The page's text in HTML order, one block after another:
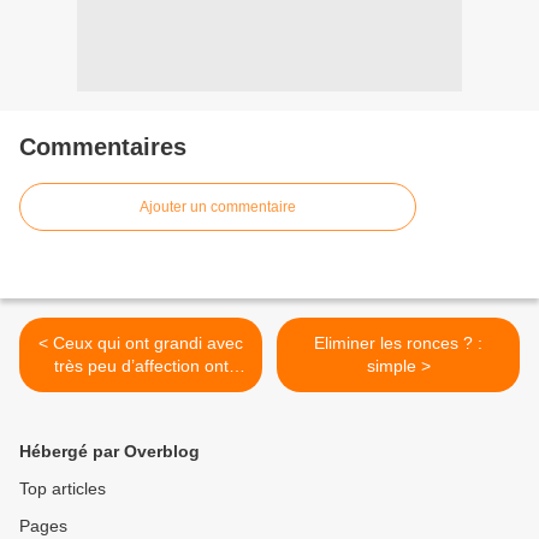
Commentaires
Ajouter un commentaire
< Ceux qui ont grandi avec
très peu d’affection ont
tendance à développer ces
Eliminer les ronces ? :
simple >
Hébergé par Overblog
Top articles
Pages